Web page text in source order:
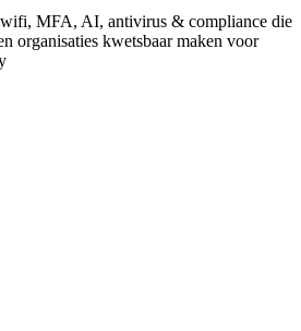
MFA, AI, antivirus & compliance die
organisaties kwetsbaar maken voor